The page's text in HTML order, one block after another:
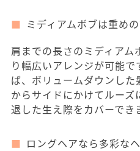
ミディアムボブは重め
肩までの長さのミディア
り幅広いアレンジが可能
ば、ボリュームダウンし
からサイドにかけてルー
退した生え際をカバーでき
ロングヘアなら多彩な